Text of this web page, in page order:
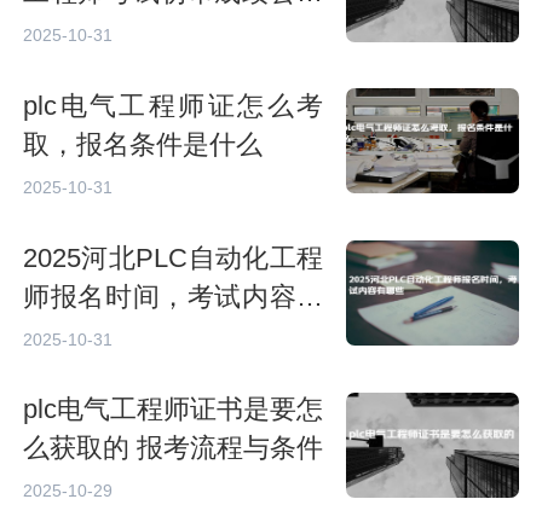
时间
2025-10-31
plc电气工程师证怎么考
取，报名条件是什么
2025-10-31
2025河北PLC自动化工程
师报名时间，考试内容有
哪些
2025-10-31
plc电气工程师证书是要怎
么获取的 报考流程与条件
2025-10-29